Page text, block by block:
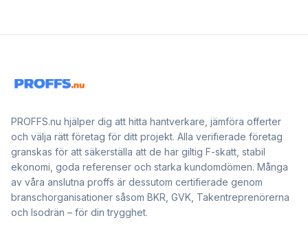
PROFFS.nu hjälper dig att hitta hantverkare, jämföra offerter
och välja rätt företag för ditt projekt. Alla verifierade företag
granskas för att säkerställa att de har giltig F-skatt, stabil
ekonomi, goda referenser och starka kundomdömen. Många
av våra anslutna proffs är dessutom certifierade genom
branschorganisationer såsom BKR, GVK, Takentreprenörerna
och Isodrän – för din trygghet.